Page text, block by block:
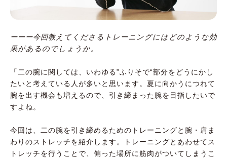
ーーー今回教えてくださるトレーニングにはどのような効
果があるのでしょうか。
「二の腕に関しては、いわゆる‟ふりそで“部分をどうにかし
たいと考えている人が多いと思います。夏に向かうにつれて
腕を出す機会も増えるので、引き締まった腕を目指したいで
すよね。
今回は、二の腕を引き締めるためのトレーニングと腕・肩ま
わりのストレッチを紹介します。トレーニングとあわせてス
トレッチを行うことで、偏った場所に筋肉がついてしまうこ